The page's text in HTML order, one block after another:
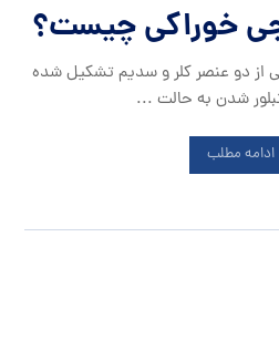
خوراکی چیست؟
از دو عنصر کلر و سدیم تشکیل شده
شدن به حالت ...
ادامه مطلب